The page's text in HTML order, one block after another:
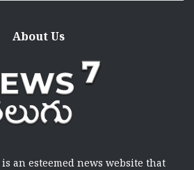
About Us
an esteemed news website that